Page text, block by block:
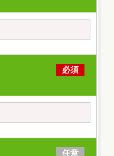
必須
任意